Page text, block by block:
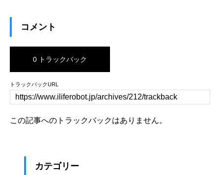
コメント
0 トラックバック
トラックバックURL
この記事へのトラックバックはありません。
カテゴリー